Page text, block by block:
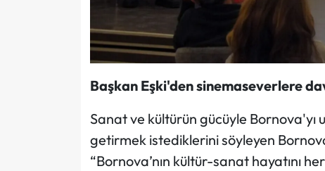
Başkan Eşki'den sinemaseverlere
Sanat ve kültürün gücüyle Bornova'yı
getirmek istediklerini söyleyen
“Bornova’nın kültür-sanat hayatını